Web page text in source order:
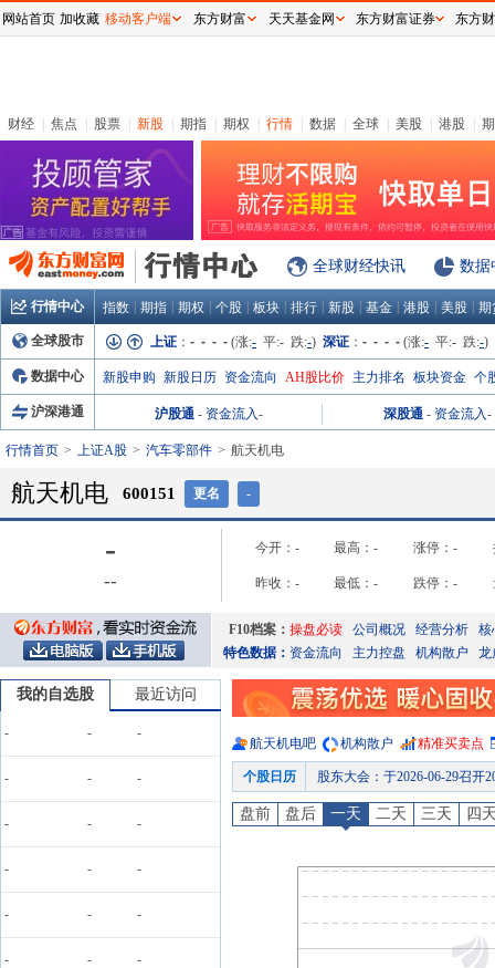
财经 焦点 股票 新股 期指 期权 行情 数据 全球 美股 港股
全球财经快讯 数据
行情中心 指数 期指 期权 个股 板块 排行 新股 基金 港股 美股 期
全球股市 上证 ： - - - - (涨:- 平:- 跌:-) 深证 ： - - - - (涨:- 平:- 跌:-)
数据中心 新股申购 新股日历 资金流向 AH股比价 主力排名 板块资金 个
沪深港通 沪股通 - 资金流入- 深股通 - 资金流入-
行情首页 上证A股 汽车零部件 航天机电
航天机电 600151 更名 -
-
--
今开： - 最高： - 涨停： -
昨收： - 最低： - 跌停： -
F10档案： 操盘必读 公司概况 经营分析
核
特色数据： 资金流向 主力控盘 机构散户 龙
我的自选股 最近访问
- - -
- - -
- - -
- - -
- - -
- - -
航天机电吧 机构散户 精准买卖点
个股日历 股东大会 ： 于2026-06-29召开
公告：2026年06月27日发布
：
公告：2026年06月12日发布
预约披露日：2026年半年报预
业绩预告：2026年07月15日
盘前 盘后 一天 二天 三天 四
网站首页 加收藏 移动客户端 东方财富 天天基金网 东方财富证券 东方